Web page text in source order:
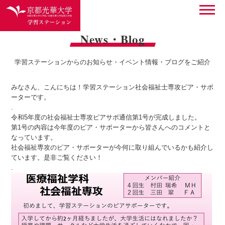
News・Blog
学習ステーションからのお知らせ・イベント情報・ブログをご紹介
みなさん、こんにちは！学習ステーション社会福祉士専攻ピア・サポ
ーターです。
.
令和5年度の社会福祉士専攻ピアサポ通信第1号が完成しました。
第1号の内容は今年度のピア・サポーターから皆さんへのコメントと
なっています。
社会福祉専攻のピア・サポーターが今何に取り組んでいるかも紹介し
ています。是非ご覧ください！
.